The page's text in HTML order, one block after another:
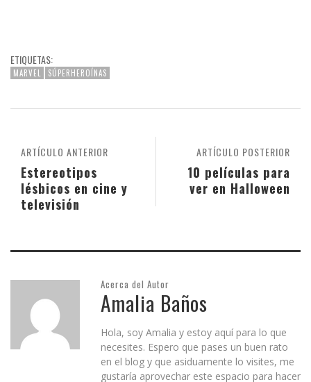
ETIQUETAS:
MARVEL SÚPERHEROÍNAS
ARTÍCULO POSTERIOR
10 películas para
ver en Halloween
ARTÍCULO ANTERIOR
Estereotipos
lésbicos en cine y
televisión
Acerca del Autor
Amalia Baños
Hola, soy Amalia y estoy aquí para lo que
necesites. Espero que pases un buen rato
en el blog y que asiduamente lo visites, me
gustaría aprovechar este espacio para hacer